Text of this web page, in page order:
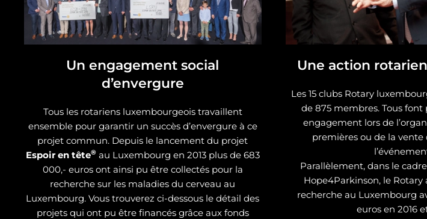
Un engagement social
d’envergure
Tous les rotariens luxembourgeois travaillent
ensemble pour garantir un succès d’envergure à ce
projet commun. Depuis le lancement du projet
Espoir en tête®au Luxembourg en 2013 plus de 683
000,- euros ont ainsi pu être collectés pour la
recherche sur les maladies du cerveau au
Luxembourg. Vous trouverez ci-dessous le détail des
projets qui ont pu être financés grâce aux fonds
Une action
Les 15 clubs Rotary
de 875 membres. Tous font
engagement lors de
premières ou de la
Parallèlement, dans le
Hope4Parkinson, le Rotary
recherche au Luxembourg
euros en 2016